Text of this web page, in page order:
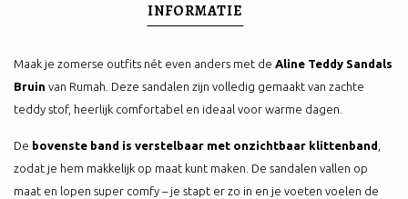
INFORMATIE
Maak je zomerse outfits nét even anders met de Aline Teddy Sandals
Bruin van Rumah. Deze sandalen zijn volledig gemaakt van zachte
teddy stof, heerlijk comfortabel en ideaal voor warme dagen.
De bovenste band is verstelbaar met onzichtbaar klittenband
zodat je hem makkelijk op maat kunt maken. De sandalen vallen op
maat en lopen super comfy – je stapt er zo in en je voeten voelen de